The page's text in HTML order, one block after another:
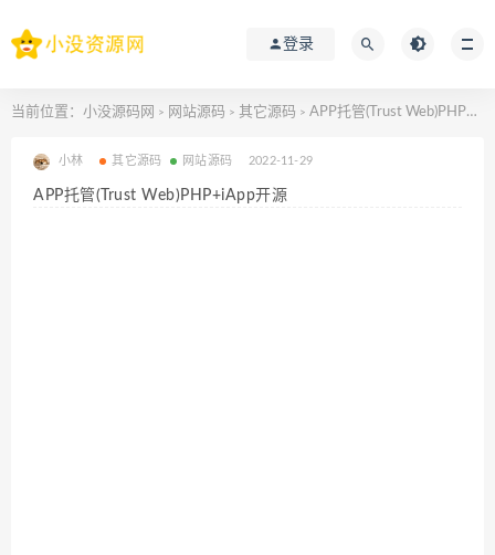
登录
当前位置： 小没源码网 > 网站源码 > 其它源码 > APP托管(Trust Web)PHP+iApp开源
小林 其它源码 网站源码 2022-11-29
APP托管(Trust Web)PHP+iApp开源